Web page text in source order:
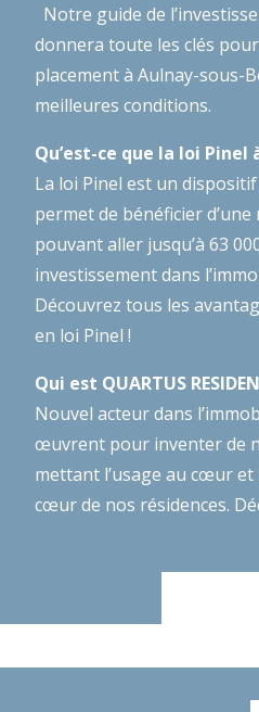
Notre guide de
donnera toute les clés
placement à Aulnay-sous-
meilleures conditions.
Qu’est-ce que la loi Pinel
La loi Pinel est un
permet de bénéficier
pouvant aller jusqu’à 63
investissement dans
Découvrez tous les
en loi Pinel !
Qui est QUARTUS
Nouvel acteur dans
œuvrent pour inventer de
mettant l’usage au cœur
cœur de nos résidences.